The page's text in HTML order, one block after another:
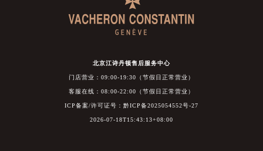
北京江诗丹顿售后服务中心
门店营业：09:00-19:30（节假日正常营业）
客服在线：08:00-22:00（节假日正常营业）
ICP备案/许可证号：黔ICP备2025054552号-27
2026-07-18T15:43:13+08:00